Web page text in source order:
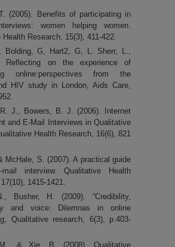
(2005). Benefits of participating in
women helping women.
Research, 15(3), 411-422.
Bolding, G, Hart2, G, L. Sherr, L.,
Reflecting on the experience of
online:perspectives from the
HIV study in London, Aids Care,
J., Bowers, B. J. (2006). Internet
and E-Mail Interviews in Qualitative
Health Research, 16(6), 821
McHale, S. (2007). A practical guide
interview. Qualitative Health
1415-1421.
Busher, H. (2009). “Credibility,
and voice: Dilemnas in online
Qualitative research, 6(3), p.403-
& Xie, B. (2008). Qualitative